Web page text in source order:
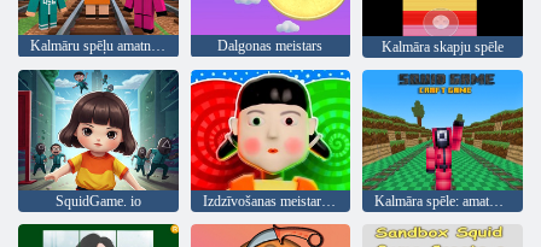
Kalmāru spēļu amatniecības skrējējs Dalgonas meistars Kalmāra skapju spēle
SquidGame. io Izdzīvošanas meistars: 456 izaicinājums